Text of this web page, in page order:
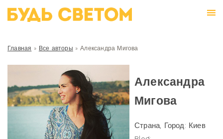
Главная » Все авторы » Александра Мигова
Александра
Мигова
Страна, Город: Киев